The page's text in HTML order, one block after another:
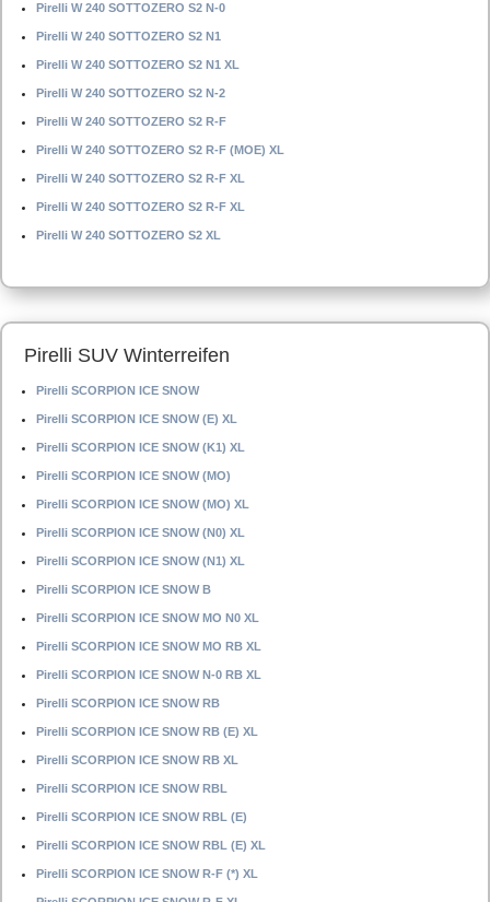
Pirelli W 240 SOTTOZERO S2 N-0
Pirelli W 240 SOTTOZERO S2 N1
Pirelli W 240 SOTTOZERO S2 N1 XL
Pirelli W 240 SOTTOZERO S2 N-2
Pirelli W 240 SOTTOZERO S2 R-F
Pirelli W 240 SOTTOZERO S2 R-F (MOE) XL
Pirelli W 240 SOTTOZERO S2 R-F XL
Pirelli W 240 SOTTOZERO S2 R-F XL
Pirelli W 240 SOTTOZERO S2 XL
Pirelli SUV Winterreifen
Pirelli SCORPION ICE SNOW
Pirelli SCORPION ICE SNOW (E) XL
Pirelli SCORPION ICE SNOW (K1) XL
Pirelli SCORPION ICE SNOW (MO)
Pirelli SCORPION ICE SNOW (MO) XL
Pirelli SCORPION ICE SNOW (N0) XL
Pirelli SCORPION ICE SNOW (N1) XL
Pirelli SCORPION ICE SNOW B
Pirelli SCORPION ICE SNOW MO N0 XL
Pirelli SCORPION ICE SNOW MO RB XL
Pirelli SCORPION ICE SNOW N-0 RB XL
Pirelli SCORPION ICE SNOW RB
Pirelli SCORPION ICE SNOW RB (E) XL
Pirelli SCORPION ICE SNOW RB XL
Pirelli SCORPION ICE SNOW RBL
Pirelli SCORPION ICE SNOW RBL (E)
Pirelli SCORPION ICE SNOW RBL (E) XL
Pirelli SCORPION ICE SNOW R-F (*) XL